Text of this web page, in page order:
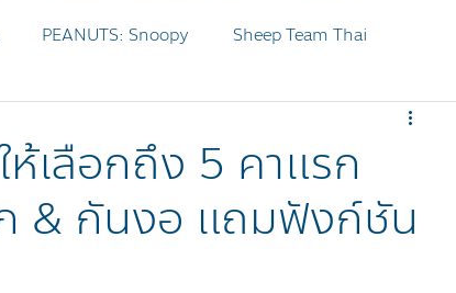
PEANUTS: Snoopy Sheep Team Thai
Sanrio
เลือกถึง 5 คาแรก
& กันงอ แถมฟังก์ชัน